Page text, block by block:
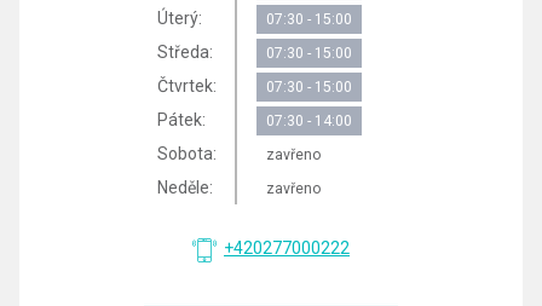
Úterý: 07:30 - 15:00
Středa: 07:30 - 15:00
Čtvrtek: 07:30 - 15:00
Pátek: 07:30 - 14:00
Sobota: zavřeno
Neděle: zavřeno
+420277000222